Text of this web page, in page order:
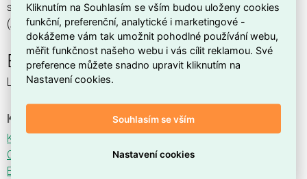
svítidlo pouliční s modulem LED, spektrum 730A3, optika AS
(Asymmetric)
EVELUX
LED svítidlo pro osvětlení komunikací.
Ke stažení
Katalogový list
CE
ENEC
Kliknutím na Souhlasím se vším budou uloženy cookies
funkční, preferenční, analytické i marketingové -
dokážeme vám tak umožnit pohodlné používání webu,
měřit funkčnost našeho webu i vás cílit reklamou. Své
preference můžete snadno upravit kliknutím na
Nastavení cookies.
Souhlasím se vším
Nastavení cookies